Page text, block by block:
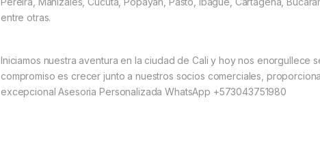
entre otras.
Iniciamos nuestra aventura en la ciudad de Cali y hoy nos enorgullece
compromiso es crecer junto a nuestros socios comerciales,
excepcional Asesoria Personalizada WhatsApp +573043751980